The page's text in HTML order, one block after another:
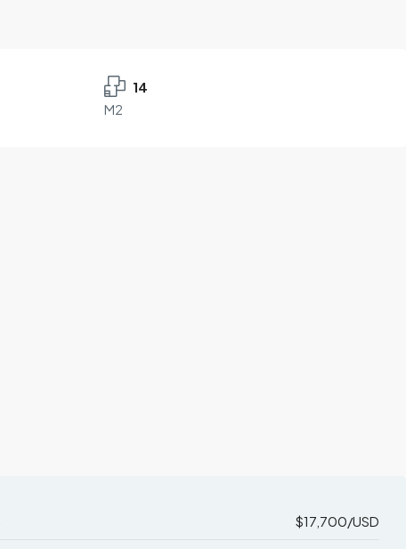
14
M2
$17,700/USD